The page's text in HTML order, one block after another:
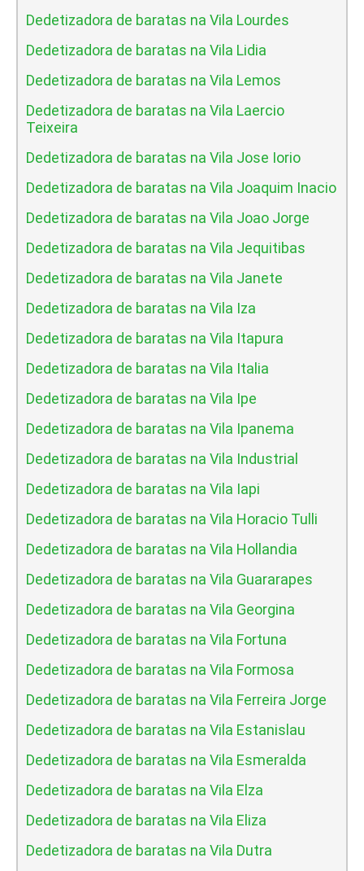
Dedetizadora de baratas na Vila Lourdes
Dedetizadora de baratas na Vila Lidia
Dedetizadora de baratas na Vila Lemos
Dedetizadora de baratas na Vila Laercio
Teixeira
Dedetizadora de baratas na Vila Jose Iorio
Dedetizadora de baratas na Vila Joaquim Inacio
Dedetizadora de baratas na Vila Joao Jorge
Dedetizadora de baratas na Vila Jequitibas
Dedetizadora de baratas na Vila Janete
Dedetizadora de baratas na Vila Iza
Dedetizadora de baratas na Vila Itapura
Dedetizadora de baratas na Vila Italia
Dedetizadora de baratas na Vila Ipe
Dedetizadora de baratas na Vila Ipanema
Dedetizadora de baratas na Vila Industrial
Dedetizadora de baratas na Vila Iapi
Dedetizadora de baratas na Vila Horacio Tulli
Dedetizadora de baratas na Vila Hollandia
Dedetizadora de baratas na Vila Guararapes
Dedetizadora de baratas na Vila Georgina
Dedetizadora de baratas na Vila Fortuna
Dedetizadora de baratas na Vila Formosa
Dedetizadora de baratas na Vila Ferreira Jorge
Dedetizadora de baratas na Vila Estanislau
Dedetizadora de baratas na Vila Esmeralda
Dedetizadora de baratas na Vila Elza
Dedetizadora de baratas na Vila Eliza
Dedetizadora de baratas na Vila Dutra